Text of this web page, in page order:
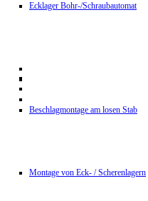
Ecklager Bohr-/Schraubautomat
Beschlagmontage am losen Stab
Montage von Eck- / Scherenlagern